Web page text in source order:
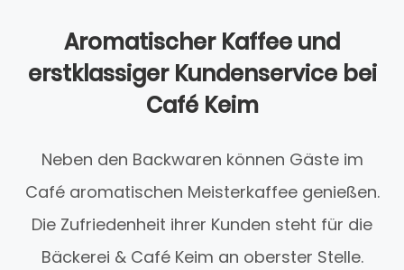
Aromatischer Kaffee und
erstklassiger Kundenservice bei
Café Keim
Neben den Backwaren können Gäste im
Café aromatischen Meisterkaffee genießen.
Die Zufriedenheit ihrer Kunden steht für die
Bäckerei & Café Keim an oberster Stelle.